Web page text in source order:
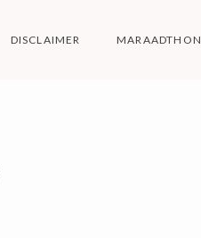
DISCLAIMER MARAADTHON